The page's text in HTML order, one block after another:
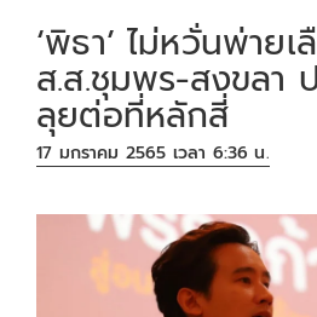
‘พิธา’ ไม่หวั่นพ่าย
ส.ส.ชุมพร-สงขลา
ลุยต่อที่หลักสี่
17 มกราคม 2565 เวลา 6:36 น.